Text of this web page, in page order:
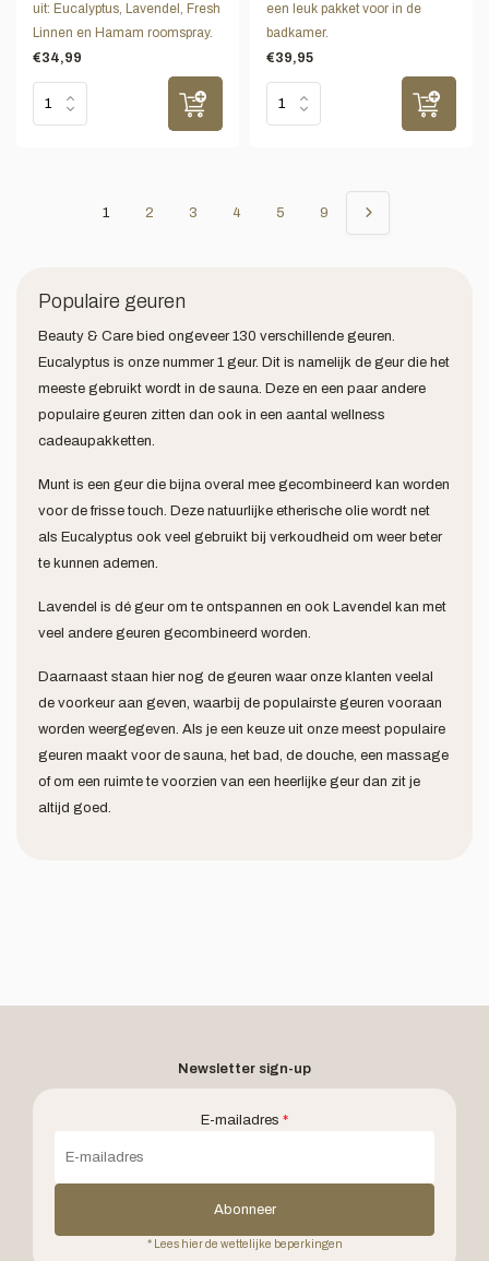
uit: Eucalyptus, Lavendel, Fresh
Linnen en Hamam roomspray.
€34,99
een leuk pakket voor in de
badkamer.
€39,95
1 2 3 4 5 9
Populaire geuren
Beauty & Care bied ongeveer 130 verschillende geuren.
Eucalyptus is onze nummer 1 geur. Dit is namelijk de geur die het
meeste gebruikt wordt in de sauna. Deze en een paar andere
populaire geuren zitten dan ook in een aantal wellness
cadeaupakketten.
Munt is een geur die bijna overal mee gecombineerd kan worden
voor de frisse touch. Deze natuurlijke etherische olie wordt net
als Eucalyptus ook veel gebruikt bij verkoudheid om weer beter
te kunnen ademen.
Lavendel is dé geur om te ontspannen en ook Lavendel kan met
veel andere geuren gecombineerd worden.
Daarnaast staan hier nog de geuren waar onze klanten veelal
de voorkeur aan geven, waarbij de populairste geuren vooraan
worden weergegeven. Als je een keuze uit onze meest populaire
geuren maakt voor de sauna, het bad, de douche, een massage
of om een ruimte te voorzien van een heerlijke geur dan zit je
altijd goed.
Newsletter sign-up
E-mailadres *
Abonneer
* Lees hier de wettelijke beperkingen